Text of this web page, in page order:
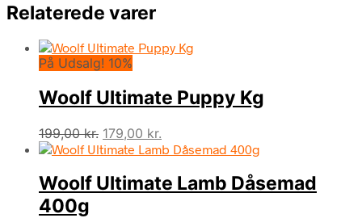
Relaterede varer
På Udsalg! 10%
Woolf Ultimate Puppy Kg
199,00kr. Den
oprindelige
var:
199,00 kr..
179,00 kr.
aktuelle
er:
179,00 kr..
Woolf Ultimate Lamb Dåsemad
400g